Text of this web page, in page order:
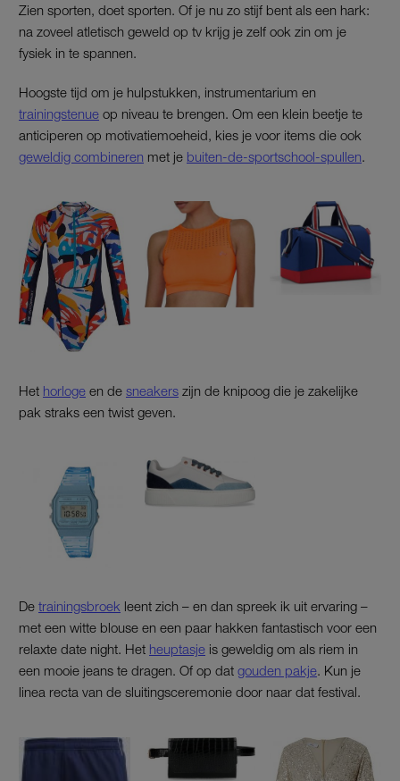
Zien sporten, doet sporten. Of je nu zo stijf bent als een hark:
na zoveel atletisch geweld op tv krijg je zelf ook zin om je
fysiek in te spannen.
Hoogste tijd om je hulpstukken, instrumentarium en
trainingstenue op niveau te brengen. Om een klein beetje te
anticiperen op motivatiemoeheid, kies je voor items die ook
geweldig combineren met je buiten-de-sportschool-spullen.
Het horloge en de sneakers zijn de knipoog die je zakelijke
pak straks een twist geven.
De trainingsbroek leent zich – en dan spreek ik uit ervaring –
met een witte blouse en een paar hakken fantastisch voor een
relaxte date night. Het heuptasje is geweldig om als riem in
een mooie jeans te dragen. Of op dat gouden pakje. Kun je
linea recta van de sluitingsceremonie door naar dat festival.